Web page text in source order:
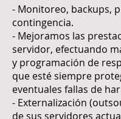
- Monitoreo, backups,
contingencia.
- Mejoramos las
servidor, efectuando
y programación de
que esté siempre
eventuales fallas de
- Externalización
de sus servidores